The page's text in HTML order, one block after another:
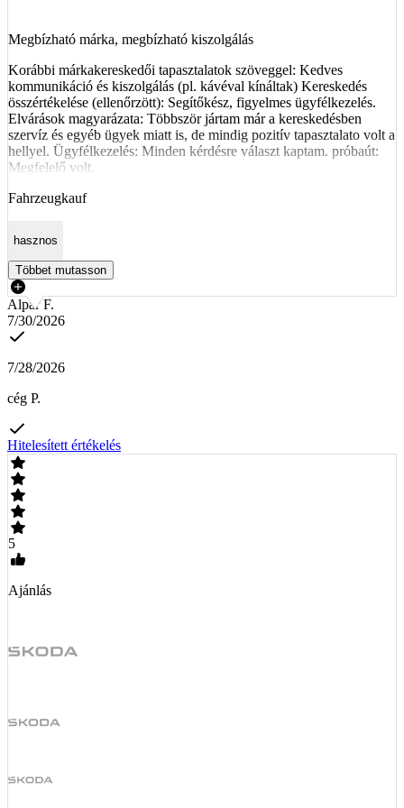
Megbízható márka, megbízható kiszolgálás
Korábbi márkakereskedői tapasztalatok szöveggel: Kedves
kommunikáció és kiszolgálás (pl. kávéval kínáltak) Kereskedés
összértékelése (ellenőrzött): Segítőkész, figyelmes ügyfélkezelés.
Elvárások magyarázata: Többször jártam már a kereskedésben
szervíz és egyéb ügyek miatt is, de mindig pozitív tapasztalato volt a
hellyel. Ügyfélkezelés: Minden kérdésre választ kaptam. próbaút:
Megfelelő volt.
Fahrzeugkauf
hasznos
Többet mutasson
Alpár F.
7/30/2026
7/28/2026
cég P.
Hitelesített értékelés
5
Ajánlás